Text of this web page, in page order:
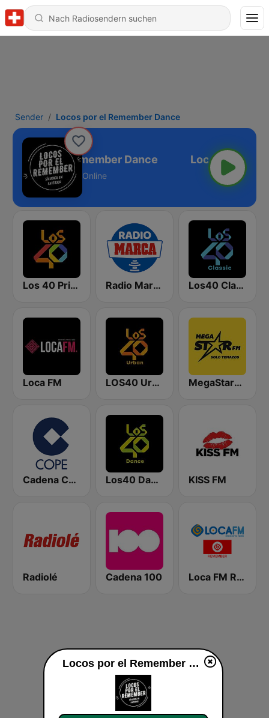
Sender Locos por el Remember Dance
por el Remember Dance
Online
Los 40 Principales Radio Marca Nacional Los40 Classic
Loca FM LOS40 Urban MegaStarFM
Cadena COPE Los40 Dance KISS FM
Radiolé Cadena 100 Loca FM Remember
Locos por el Remember Dance live